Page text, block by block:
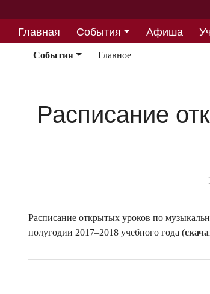
Главная События Афиша
Партнерство
События Главное
Расписание
Расписание открытых уроков по
полугодии 2017–2018 учебного года (